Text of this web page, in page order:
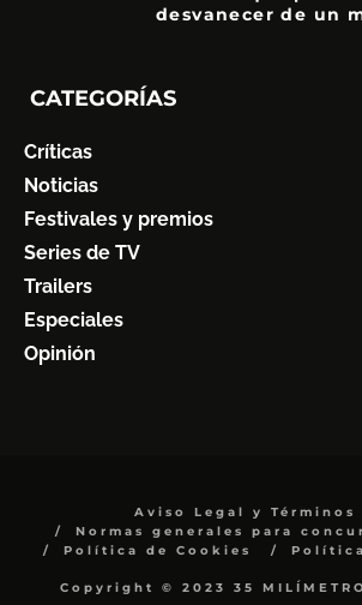
desvanecer de un
CATEGORÍAS
Críticas
Noticias
Festivales y premios
Series de TV
Trailers
Especiales
Opinión
Aviso Legal y Términos
Normas generales para
Política de Cookies
Copyright © 2023 35